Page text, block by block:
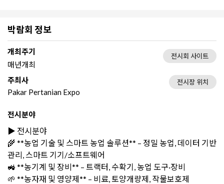
박람회 정보
개최주기
매년개최
전시회 사이트
주최사
Pakar Pertanian Expo
전시장 위치
전시분야
▶️ 전시분야
🌾 **농업 기술 및 스마트 농업 솔루션** – 정밀 농업, 데이터 기반
관리, 스마트 기기/소프트웨어
🚜 **농기계 및 장비** – 트랙터, 수확기, 농업 도구·장비
🌱 **농자재 및 영양제** – 비료, 토양개량제, 작물보호제